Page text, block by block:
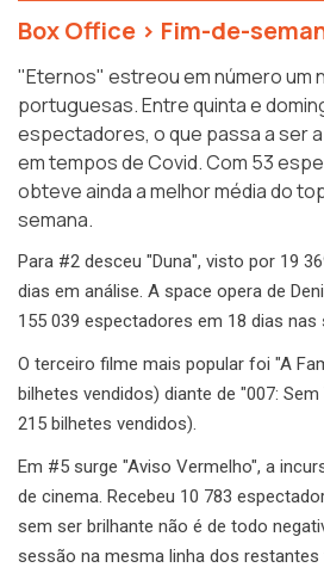
Box Office > Fim-de-
"Eternos" estreou em número um
portuguesas. Entre quinta e
espectadores, o que passa a ser
em tempos de Covid. Com 53
obteve ainda a melhor média do
semana.
Para #2 desceu "Duna", visto por 19
dias em análise. A space opera de
155 039 espectadores em 18 dias nas
O terceiro filme mais popular foi "A
bilhetes vendidos) diante de "007:
215 bilhetes vendidos).
Em #5 surge "Aviso Vermelho", a
de cinema. Recebeu 10 783
sem ser brilhante não é de todo
sessão na mesma linha dos